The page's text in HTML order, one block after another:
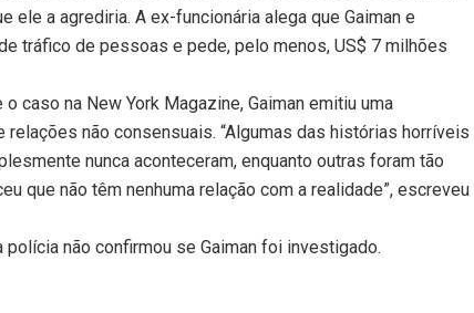
ele a agrediria. A ex-funcionária alega que Gaiman e
tráfico de pessoas e pede, pelo menos, US$ 7 milhões
caso na New York Magazine, Gaiman emitiu uma
relações não consensuais. “Algumas das histórias horríveis
nunca aconteceram, enquanto outras foram tão
que não têm nenhuma relação com a realidade”, escreveu
não confirmou se Gaiman foi investigado.